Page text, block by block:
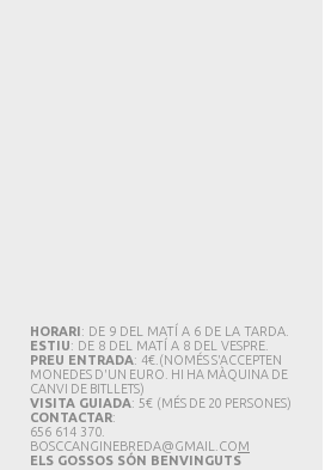
HORARI : DE 9 DEL MATÍ A 6 DE LA TARDA.
ESTIU: DE 8 DEL MATÍ A 8 DEL VESPRE.
PREU ENTRADA: 4€.(NOMÉS S'ACCEPTEN
MONEDES D'UN EURO. HI HA MÀQUINA DE
CANVI DE BITLLETS)
VISITA GUIADA: 5€ (MÉS DE 20 PERSONES)
CONTACTAR:
656 614 370.
BOSCCANGINEBREDA@GMAIL.COM
ELS GOSSOS SÓN BENVINGUTS